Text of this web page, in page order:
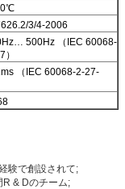
3/4-2006
500Hz （IEC 60068-
（IEC 60068-2-27-
験で創設されて;
& Dのチーム;